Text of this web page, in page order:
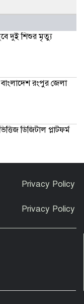
দুই শিশুর মৃত্যু
রংপুর জেলা
ডিজিটাল প্লাটফর্ম
প্রতিনিধিত্ব করার
গণতন্ত্র শক্তিশালী
Privacy Policy
Privacy Policy